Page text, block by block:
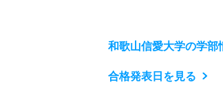
和歌山信愛大学の学部
合格発表日を見る